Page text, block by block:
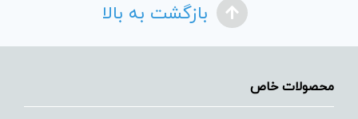
بازگشت به بالا
محصولات خاص